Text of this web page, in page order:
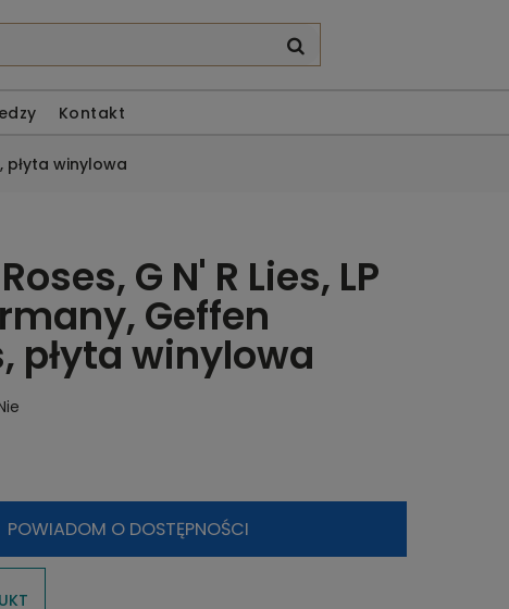
Kontakt
płyta winylowa
G N' R Lies, LP
Geffen
płyta winylowa
POWIADOM O DOSTĘPNOŚCI